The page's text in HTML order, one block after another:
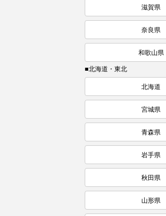
滋賀県
奈良県
和歌山県
■北海道・東北
北海道
宮城県
青森県
岩手県
秋田県
山形県